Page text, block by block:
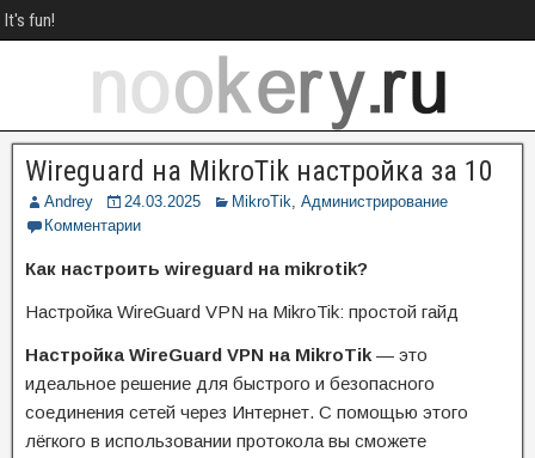
It's fun!
Wireguard на MikroTik настройка за 10
Andrey 24.03.2025 MikroTik, Администрирование
Комментарии
Как настроить wireguard на mikrotik?
Настройка WireGuard VPN на MikroTik: простой гайд
Настройка WireGuard VPN на MikroTik — это
идеальное решение для быстрого и безопасного
соединения сетей через Интернет. С помощью этого
лёгкого в использовании протокола вы сможете